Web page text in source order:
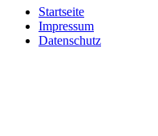
Startseite
Impressum
Datenschutz